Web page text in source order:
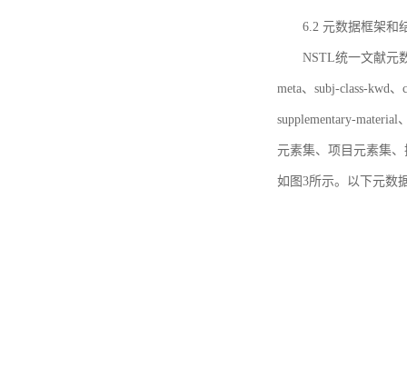
6.2 元数据框架和
NSTL统一文献元
meta、subj-class-kwd
supplementary-
元素集、项目元素集
如图3所示。以下元数